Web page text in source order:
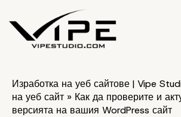
Изработка на уеб сайтове | Vipe
на уеб сайт » Как да проверите и
версията на вашия WordPress сайт